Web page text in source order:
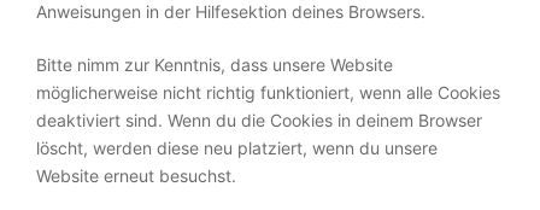
Anweisungen in der Hilfesektion deines Browsers.
Bitte nimm zur Kenntnis, dass unsere Website
möglicherweise nicht richtig funktioniert, wenn alle Cookies
deaktiviert sind. Wenn du die Cookies in deinem Browser
löscht, werden diese neu platziert, wenn du unsere
Website erneut besuchst.